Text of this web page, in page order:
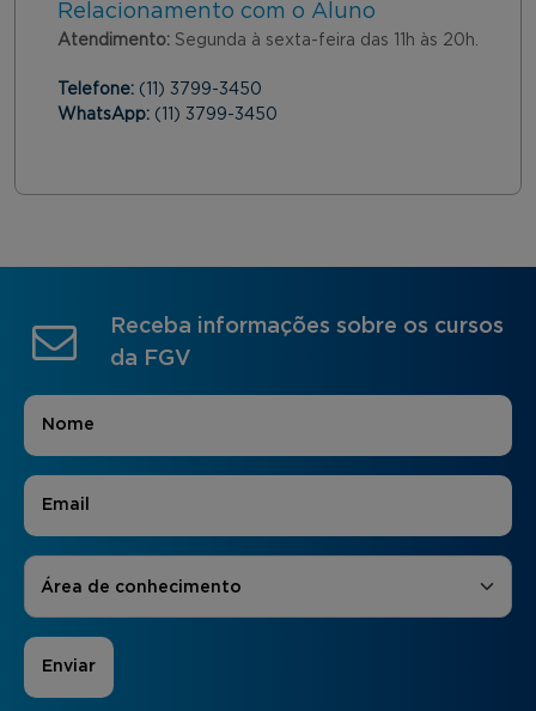
Relacionamento com o Aluno
Atendimento: Segunda à sexta-feira das 11h às 20h.
Telefone: (11) 3799-3450
WhatsApp: (11) 3799-3450
Receba informações sobre os cursos
da FGV
Nome
E-mail
Áreas de Interesse
Área de conhecimento